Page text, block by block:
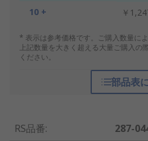
10 +
￥
* 表示は参考価格です。ご購入数量に
上記数量を大きく超える大量ご購入の
ください。
部品表
RS品番:
287-